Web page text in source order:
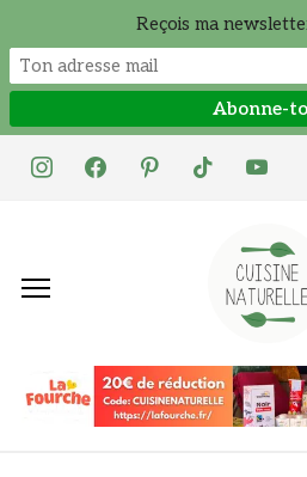
instagramfacebookpinteresttiktok youtube
Reçois ma